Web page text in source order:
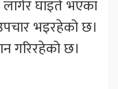
घाइते भएका
भइरहेको छ।
गरिरहेको छ।